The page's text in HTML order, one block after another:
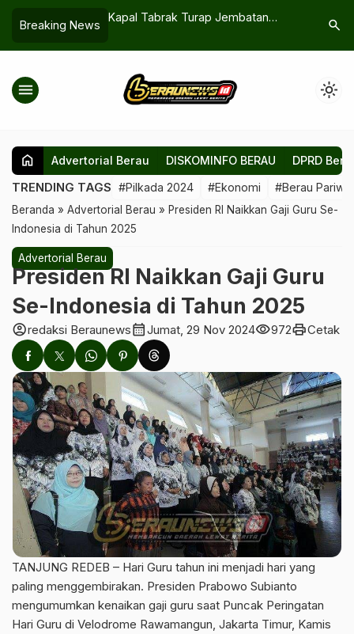
Breaking News
Kapal Tabrak Turap Jembatan
Struktural Segera
Taksearch
menu light_mode
home Advertorial Berau DISKOMINFO BERAU DPRD
TRENDING TAGS #Pilkada 2024 #Ekonomi #Berau
Beranda » Advertorial Berau » Presiden RI Naikkan Gaji Guru Se-
Indonesia di Tahun 2025
Advertorial Berau
Presiden RI Naikkan Gaji Guru
Se-Indonesia di Tahun 2025
account_circleredaksi Beraunewscalendar_monthJumat, 29 Nov 2024visibility972printCetak
TANJUNG REDEB – Hari Guru tahun ini menjadi hari yang
paling menggembirakan. Presiden Prabowo Subianto
mengumumkan kenaikan gaji guru saat Puncak Peringatan
Hari Guru di Velodrome Rawamangun, Jakarta Timur, Kamis